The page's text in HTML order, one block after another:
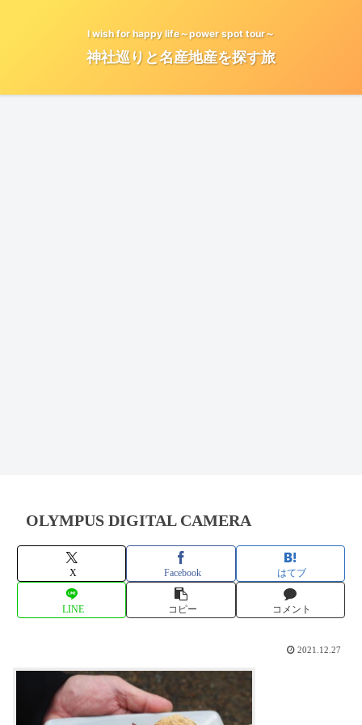
I wish for happy life～power spot tour～
神社巡りと名産地産を探す旅
OLYMPUS DIGITAL CAMERA
X Facebook はてブ
LINE コピー コメント
2021.12.27